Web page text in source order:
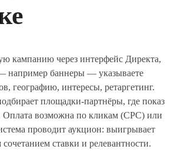
кампанию через интерфейс Директа,
например баннеры — указываете
географию, интересы, ретаргетинг.
площадки-партнёры, где показ
Оплата возможна по кликам (CPC) или
проводит аукцион: выигрывает
ставки и релевантности.